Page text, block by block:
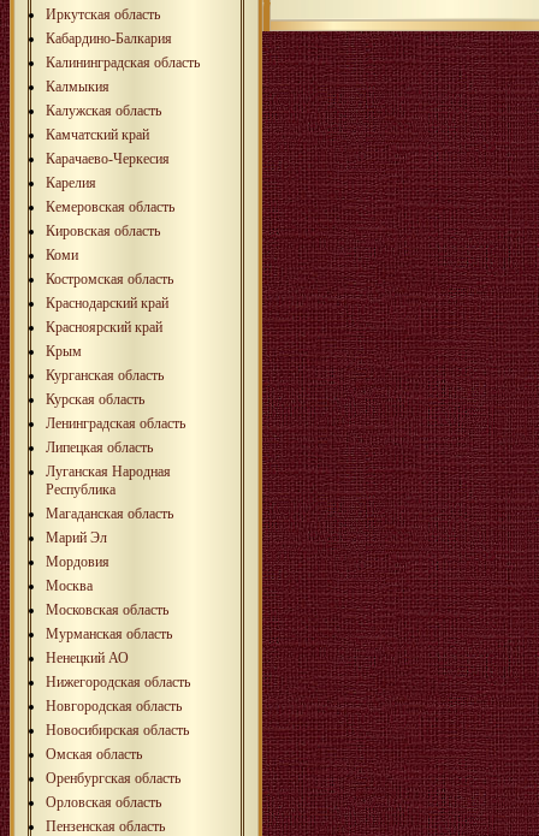
Иркутская область
Кабардино-Балкария
Калининградская область
Калмыкия
Калужская область
Камчатский край
Карачаево-Черкесия
Карелия
Кемеровская область
Кировская область
Коми
Костромская область
Краснодарский край
Красноярский край
Крым
Курганская область
Курская область
Ленинградская область
Липецкая область
Луганская Народная
Республика
Магаданская область
Марий Эл
Мордовия
Москва
Московская область
Мурманская область
Ненецкий АО
Нижегородская область
Новгородская область
Новосибирская область
Омская область
Оренбургская область
Орловская область
Пензенская область